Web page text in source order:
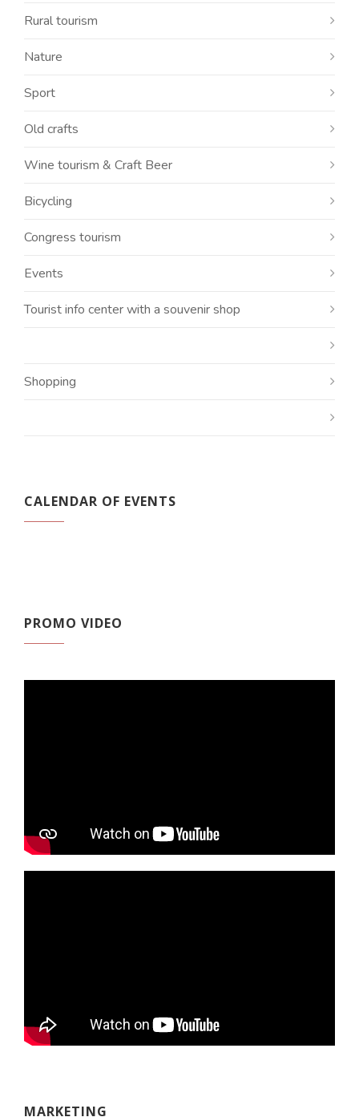
Rural tourism
Nature
Sport
Old crafts
Wine tourism & Craft Beer
Bicycling
Congress tourism
Events
Tourist info center with a souvenir shop
Shopping
CALENDAR OF EVENTS
PROMO VIDEO
MARKETING